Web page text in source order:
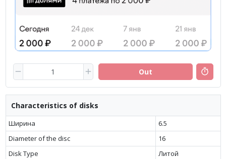
Out
Characteristics of disks
Ширина
6.5
Diameter of the disc
16
Disk Type
Литой